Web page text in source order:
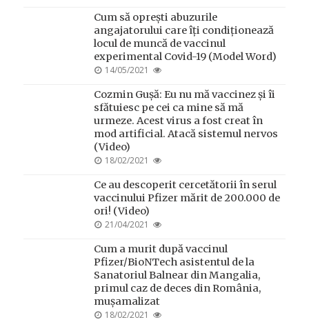
Cum să oprești abuzurile
angajatorului care îți condiționează
locul de muncă de vaccinul
experimental Covid-19 (Model Word)
POSTED
14/05/2021
Cozmin Gușă: Eu nu mă vaccinez și îi
sfătuiesc pe cei ca mine să mă
urmeze. Acest virus a fost creat în
mod artificial. Atacă sistemul nervos
(Video)
POSTED
18/02/2021
Ce au descoperit cercetătorii în serul
vaccinului Pfizer mărit de 200.000 de
ori! (Video)
POSTED
21/04/2021
Cum a murit după vaccinul
Pfizer/BioNTech asistentul de la
Sanatoriul Balnear din Mangalia,
primul caz de deces din România,
mușamalizat
POSTED
18/02/2021